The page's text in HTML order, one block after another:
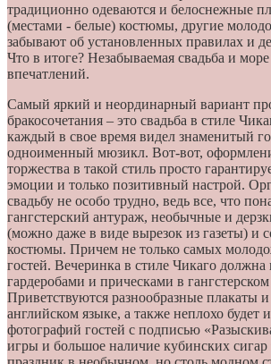
традиционно одеваются и белоснежные
(местами - белые) костюмы, другие
забывают об установленных правилах и
Что в итоге? Незабываемая свадьба и
впечатлений.
Самый яркий и неординарный вариант
бракосочетания – это свадьба в стиле
каждый в свое время видел знаменитый
одноименный мюзикл. Вот-вот,
торжества в такой стиль просто
эмоции и только позитивный настрой.
свадьбу не особо трудно, ведь все, что
гангстерский антураж, необычные и
(можно даже в виде вырезок из газеты) и
костюмы. Причем не только самых
гостей. Вечеринка в стиле Чикаго
гардеробами и прическами в гангстерском
Приветствуются разнообразные плакаты
английском языке, а также неплохо будет
фотографий гостей с подписью
игры и большое наличие кубинских сигар